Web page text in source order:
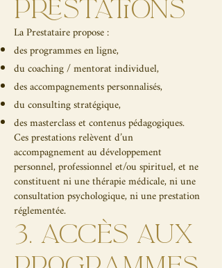
PRESTATIONS
La Prestataire propose :
des programmes en ligne,
du coaching / mentorat individuel,
des accompagnements personnalisés,
du consulting stratégique,
des masterclass et contenus pédagogiques.
Ces prestations relèvent d’un
accompagnement au développement
personnel, professionnel et/ou spirituel, et ne
constituent ni une thérapie médicale, ni une
consultation psychologique, ni une prestation
réglementée.
3. ACCÈS AUX